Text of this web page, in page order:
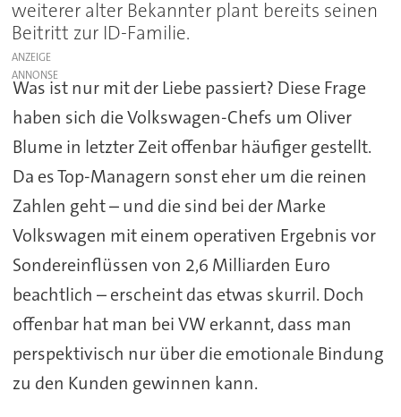
weiterer alter Bekannter plant bereits seinen
Beitritt zur ID-Familie.
ANZEIGE
Was ist nur mit der Liebe passiert? Diese Frage
haben sich die Volkswagen-Chefs um Oliver
Blume in letzter Zeit offenbar häufiger gestellt.
Da es Top-Managern sonst eher um die reinen
Zahlen geht – und die sind bei der Marke
Volkswagen mit einem operativen Ergebnis vor
Sondereinflüssen von 2,6 Milliarden Euro
beachtlich – erscheint das etwas skurril. Doch
offenbar hat man bei VW erkannt, dass man
perspektivisch nur über die emotionale Bindung
zu den Kunden gewinnen kann.